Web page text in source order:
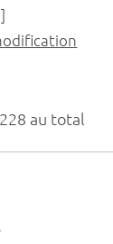
au total